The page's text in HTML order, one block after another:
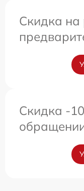
Скидка на
Скидка -